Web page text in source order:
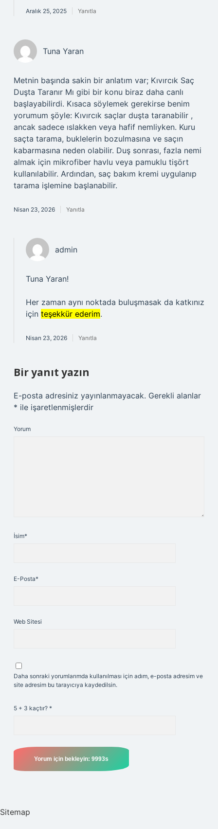
Aralık 25, 2025 Yanıtla
Tuna Yaran
Metnin başında sakin bir anlatım var; Kıvırcık Saç
Duşta Taranır Mı gibi bir konu biraz daha canlı
başlayabilirdi. Kısaca söylemek gerekirse benim
yorumum şöyle: Kıvırcık saçlar duşta taranabilir ,
ancak sadece ıslakken veya hafif nemliyken. Kuru
saçta tarama, buklelerin bozulmasına ve saçın
kabarmasına neden olabilir. Duş sonrası, fazla nemi
almak için mikrofiber havlu veya pamuklu tişört
kullanılabilir. Ardından, saç bakım kremi uygulanıp
tarama işlemine başlanabilir.
Nisan 23, 2026 Yanıtla
admin
Tuna Yaran!
Her zaman aynı noktada buluşmasak da katkınız
için teşekkür ederim.
Nisan 23, 2026 Yanıtla
Bir yanıt yazın
E-posta adresiniz yayınlanmayacak. Gerekli alanlar
* ile işaretlenmişlerdir
Yorum
İsim*
E-Posta*
Web Sitesi
Daha sonraki yorumlarımda kullanılması için adım, e-posta adresim ve
site adresim bu tarayıcıya kaydedilsin.
5 + 3 kaçtır? *
Sitemap